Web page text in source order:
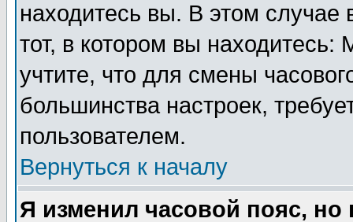
находитесь вы. В этом
тот, в котором вы
учтите, что для смены
большинства настроек,
пользователем.
Вернуться к началу
Я изменил часовой пояс,